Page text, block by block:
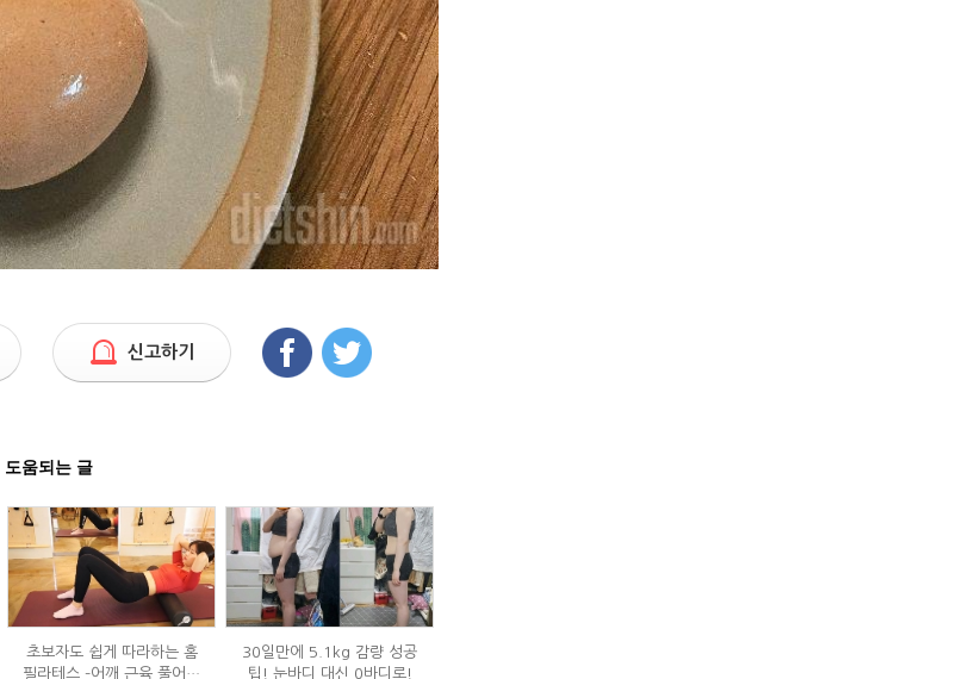
신고하기
도움되는 글
초보자도 쉽게 따라하는 홈
필라테스 –어깨 근육 풀어주
30일만에 5.1kg 감량 성공
팁! 눈바디 대신 0바디로!